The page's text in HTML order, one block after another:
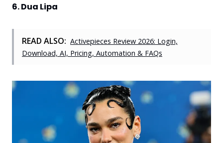
6. Dua Lipa
READ ALSO: Activepieces Review 2026: Login,
Download, AI, Pricing, Automation & FAQs